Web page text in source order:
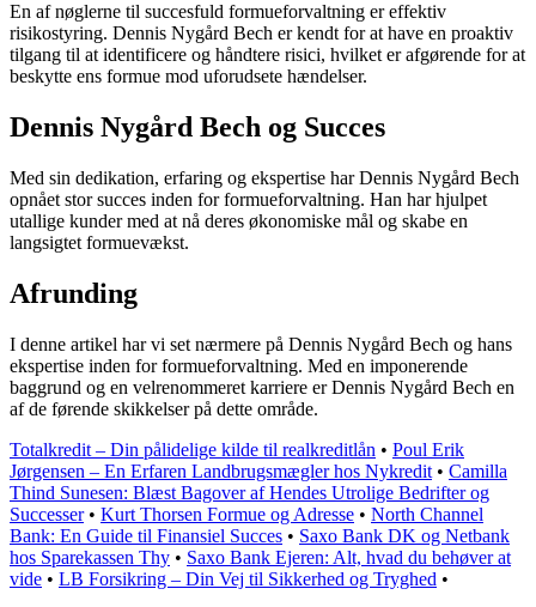
En af nøglerne til succesfuld formueforvaltning er effektiv
risikostyring. Dennis Nygård Bech er kendt for at have en proaktiv
tilgang til at identificere og håndtere risici, hvilket er afgørende for at
beskytte ens formue mod uforudsete hændelser.
Dennis Nygård Bech og Succes
Med sin dedikation, erfaring og ekspertise har Dennis Nygård Bech
opnået stor succes inden for formueforvaltning. Han har hjulpet
utallige kunder med at nå deres økonomiske mål og skabe en
langsigtet formuevækst.
Afrunding
I denne artikel har vi set nærmere på Dennis Nygård Bech og hans
ekspertise inden for formueforvaltning. Med en imponerende
baggrund og en velrenommeret karriere er Dennis Nygård Bech en
af de førende skikkelser på dette område.
Totalkredit – Din pålidelige kilde til realkreditlån • Poul Erik
Jørgensen – En Erfaren Landbrugsmægler hos Nykredit • Camilla
Thind Sunesen: Blæst Bagover af Hendes Utrolige Bedrifter og
Successer• Kurt Thorsen Formue og Adresse • North Channel
Bank: En Guide til Finansiel Succes • Saxo Bank DK og Netbank
hos Sparekassen Thy • Saxo Bank Ejeren: Alt, hvad du behøver at
vide • LB Forsikring – Din Vej til Sikkerhed og Tryghed •